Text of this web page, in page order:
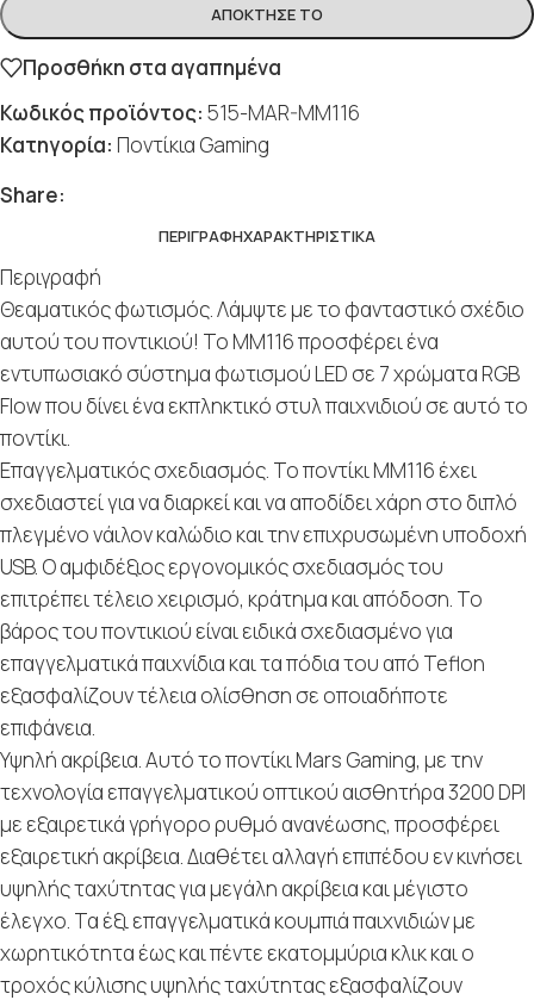
ΑΠΌΚΤΗΣΈ ΤΟ
Προσθήκη στα αγαπημένα
Κωδικός προϊόντος: 515-MAR-MM116
Κατηγορία: Ποντίκια Gaming
Share:
ΠΕΡΙΓΡΑΦΉΧΑΡΑΚΤΗΡΙΣΤΙΚΆ
Περιγραφή
Θεαματικός φωτισμός. Λάμψτε με το φανταστικό σχέδιο
αυτού του ποντικιού! Το MM116 προσφέρει ένα
εντυπωσιακό σύστημα φωτισμού LED σε 7 χρώματα RGB
Flow που δίνει ένα εκπληκτικό στυλ παιχνιδιού σε αυτό το
ποντίκι.
Επαγγελματικός σχεδιασμός. Το ποντίκι MM116 έχει
σχεδιαστεί για να διαρκεί και να αποδίδει χάρη στο διπλό
πλεγμένο νάιλον καλώδιο και την επιχρυσωμένη υποδοχή
USB. Ο αμφιδέξιος εργονομικός σχεδιασμός του
επιτρέπει τέλειο χειρισμό, κράτημα και απόδοση. Το
βάρος του ποντικιού είναι ειδικά σχεδιασμένο για
επαγγελματικά παιχνίδια και τα πόδια του από Teflon
εξασφαλίζουν τέλεια ολίσθηση σε οποιαδήποτε
επιφάνεια.
Υψηλή ακρίβεια. Αυτό το ποντίκι Mars Gaming, με την
τεχνολογία επαγγελματικού οπτικού αισθητήρα 3200 DPI
με εξαιρετικά γρήγορο ρυθμό ανανέωσης, προσφέρει
εξαιρετική ακρίβεια. Διαθέτει αλλαγή επιπέδου εν κινήσει
υψηλής ταχύτητας για μεγάλη ακρίβεια και μέγιστο
έλεγχο. Τα έξι επαγγελματικά κουμπιά παιχνιδιών με
χωρητικότητα έως και πέντε εκατομμύρια κλικ και ο
τροχός κύλισης υψηλής ταχύτητας εξασφαλίζουν